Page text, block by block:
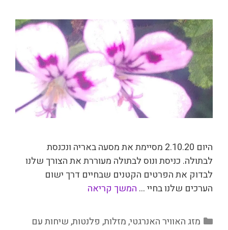
היום 2.10.20 מסיימת את מסעה באריה ונכנסת
לבתולה. כניסת ונוס לבתולה מעוררת את הצורך שלנו
לבדוק את הפרטים הקטנים שבחיים דרך ישום
הערכים שלנו בחיי … המשך קריאה
קטגוריות
מזג האוויר האנרגטי,מזלות, פלנטות,שיחות עם